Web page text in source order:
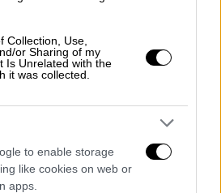
Collection, Use,
or Sharing of my
Is Unrelated with the
it was collected.
to enable storage
like cookies on web or
apps.
ΥΠΕΞ.
σύμμαχος της
Ε.Ε
στις διμερείς
χωρών, με τον Τούρκο
την Ιταλία
Ο Τούρκος υπουργός